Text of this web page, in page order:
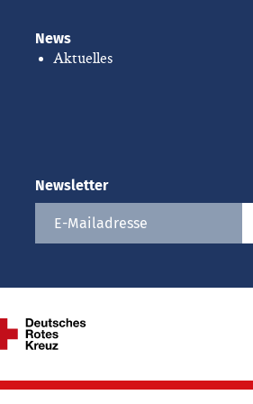
News
Aktuelles
Newsletter